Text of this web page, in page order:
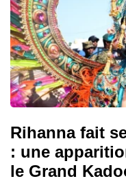
Rihanna fait
: une
le Grand